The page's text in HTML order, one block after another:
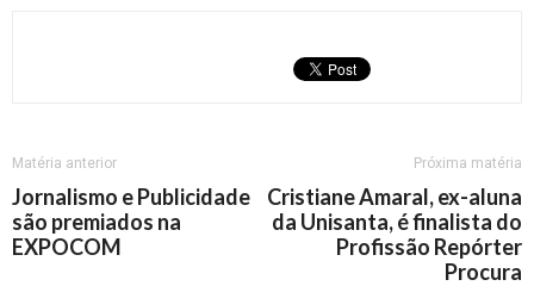
Matéria anterior
Jornalismo e Publicidade
são premiados na
EXPOCOM
Próxima matéria
Cristiane Amaral, ex-aluna
da Unisanta, é finalista do
Profissão Repórter
Procura